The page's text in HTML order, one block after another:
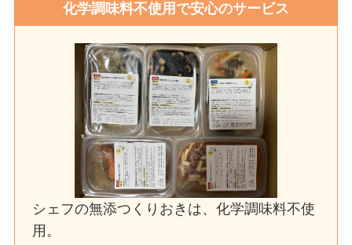
化学調味料不使用で安心のサービス
シェフの無添つくりおきは、化学調味料不使
用。